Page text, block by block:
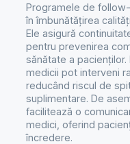
Programele de
în îmbunătățirea
Ele asigură
pentru prevenirea
sănătate a pacienților.
medicii pot interveni
reducând riscul de
suplimentare. De
facilitează o
medici, oferind
încredere.